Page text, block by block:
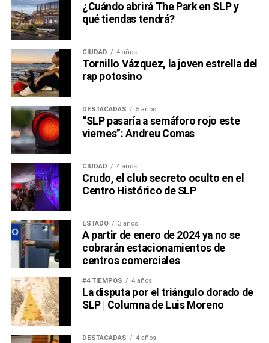
¿Cuándo abrirá The Park en SLP y
qué tiendas tendrá?
CIUDAD 4 años
Tornillo Vázquez, la joven estrella del
rap potosino
DESTACADAS 5 años
“SLP pasaría a semáforo rojo este
viernes”: Andreu Comas
CIUDAD 4 años
Crudo, el club secreto oculto en el
Centro Histórico de SLP
ESTADO 3 años
A partir de enero de 2024 ya no se
cobrarán estacionamientos de
centros comerciales
#4 TIEMPOS 4 años
La disputa por el triángulo dorado de
SLP | Columna de Luis Moreno
DESTACADAS 4 años